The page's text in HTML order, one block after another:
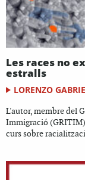
Les races no
estralls
LORENZO
L'autor, membre del
Immigració
curs sobre